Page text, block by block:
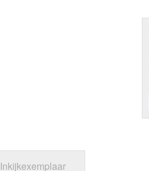
Inkijkexemplaar